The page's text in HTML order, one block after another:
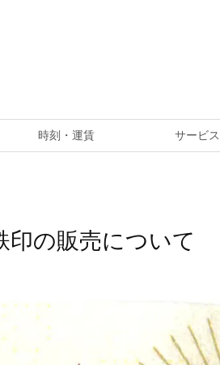
時刻・運賃 サービス
印の販売について